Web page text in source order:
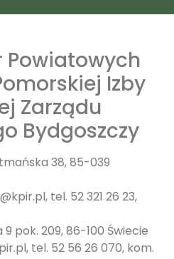
Powiatowych
Izby
Zarządu
Bydgoszczy
38, 85-039
tel. 52 321 26 23,
9 pok. 209, 86-100 Świecie
tel. 52 56 26 070, kom.